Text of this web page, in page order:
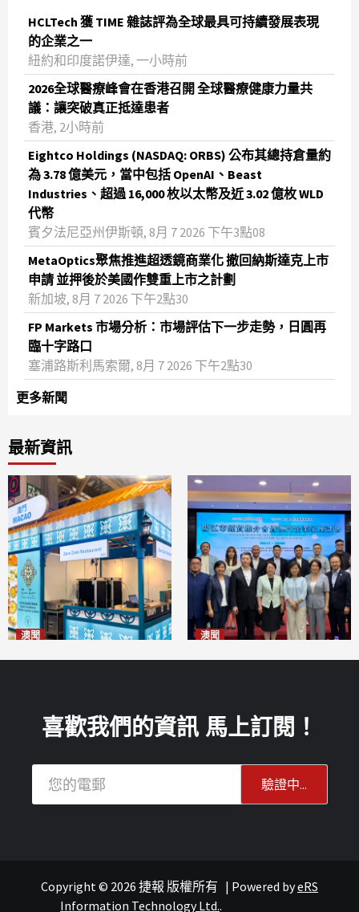
HCLTech 獲 TIME 雜誌評為全球最具可持續發展表現
的企業之一
紐約和印度諾伊達, 一小時前
2026全球醫療峰會在香港召開 全球醫療健康力量共
議：讓突破真正抵達患者
香港, 2小時前
Eightco Holdings (NASDAQ: ORBS) 公布其總持倉量約
為 3.78 億美元，當中包括 OpenAI、Beast
Industries、超過 16,000 枚以太幣及近 3.02 億枚 WLD
代幣
賓夕法尼亞州伊斯頓, 8月 7 2026 下午3點08
MetaOptics聚焦推進超透鏡商業化 撤回納斯達克上市
申請 並押後於美國作雙重上市之計劃
新加坡, 8月 7 2026 下午2點30
FP Markets 市場分析：市場評估下一步走勢，日圓再
臨十字路口
塞浦路斯利馬索爾, 8月 7 2026 下午2點30
更多新聞
最新資訊
澳聞 澳聞
葡語國家經貿
喜歡我們的資訊 馬上訂閱！
Copyright © 2026 捷報 版權所有 | Powered byeRS
Information Technology Ltd..